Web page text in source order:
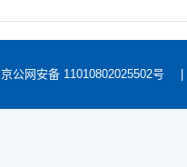
京公网安备 11010802025502号